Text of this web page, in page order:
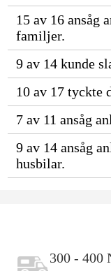
15 av 16 ansåg
familjer.
9 av 14 kunde
10 av 17 tyckte
7 av 11 ansåg
9 av 14 ansåg
husbilar.
300 - 400